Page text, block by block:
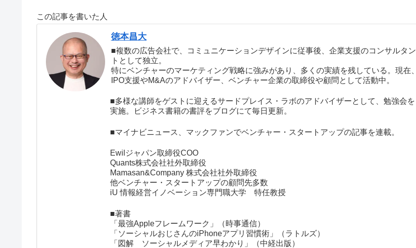
ルメディア
この記事を書いた人
徳本昌大
■複数の広告会社で、コミュニケーションデザインに従事後、企業支援のコンサルタン
トとして独立。
特にベンチャーのマーケティング戦略に強みがあり、多くの実績を残している。現在、
IPO支援やM&Aのアドバイザー、ベンチャー企業の取締役や顧問として活動中。
■多様な講師をゲストに迎えるサードプレイス・ラボのアドバイザーとして、勉強会を
実施。ビジネス書籍の書評をブログにて毎日更新。
■マイナビニュース、マックファンでベンチャー・スタートアップの記事を連載。
Ewilジャパン取締役COO
Quants株式会社社外取締役
Mamasan&Company 株式会社社外取締役
他ベンチャー・スタートアップの顧問先多数
iU 情報経営イノベーション専門職大学 特任教授
■著書
「最強Appleフレームワーク」（時事通信）
「ソーシャルおじさんのiPhoneアプリ習慣術」（ラトルズ）
「図解 ソーシャルメディア早わかり」（中経出版）